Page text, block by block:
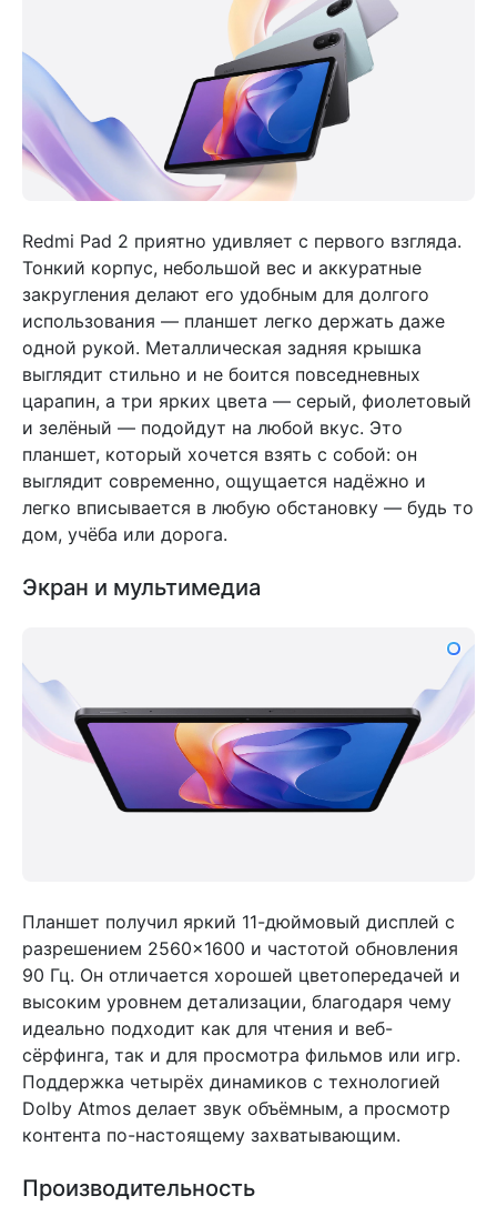
Redmi Pad 2 приятно удивляет с первого взгляда.
Тонкий корпус, небольшой вес и аккуратные
закругления делают его удобным для долгого
использования — планшет легко держать даже
одной рукой. Металлическая задняя крышка
выглядит стильно и не боится повседневных
царапин, а три ярких цвета — серый, фиолетовый
и зелёный — подойдут на любой вкус. Это
планшет, который хочется взять с собой: он
выглядит современно, ощущается надёжно и
легко вписывается в любую обстановку — будь то
дом, учёба или дорога.
Экран и мультимедиа
Планшет получил яркий 11-дюймовый дисплей с
разрешением 2560×1600 и частотой обновления
90 Гц. Он отличается хорошей цветопередачей и
высоким уровнем детализации, благодаря чему
идеально подходит как для чтения и веб-
сёрфинга, так и для просмотра фильмов или игр.
Поддержка четырёх динамиков с технологией
Dolby Atmos делает звук объёмным, а просмотр
контента по-настоящему захватывающим.
Производительность